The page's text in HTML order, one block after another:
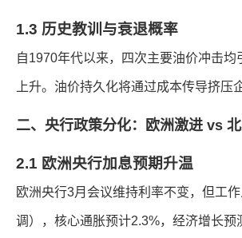
1.3 历史教训与衰退概率
自1970年代以来，四次主要油价冲击
上升。油价持久化将通过成本传导挤
二、央行政策分化：欧洲激进 vs
2.1 欧洲央行加息预期升温
欧洲央行3月会议维持利率不变，但工
调），核心通胀预计2.3%，经济增长